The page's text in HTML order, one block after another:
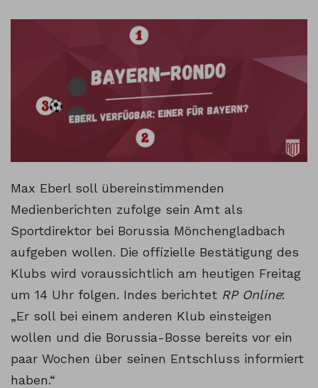
Max Eberl soll übereinstimmenden
Medienberichten zufolge sein Amt als
Sportdirektor bei Borussia Mönchengladbach
aufgeben wollen. Die offizielle Bestätigung des
Klubs wird voraussichtlich am heutigen Freitag
um 14 Uhr folgen. Indes berichtet RP Online:
„Er soll bei einem anderen Klub einsteigen
wollen und die Borussia-Bosse bereits vor ein
paar Wochen über seinen Entschluss informiert
haben.“